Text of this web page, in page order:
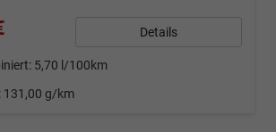
Details
5,70 l/100km
131,00 g/km